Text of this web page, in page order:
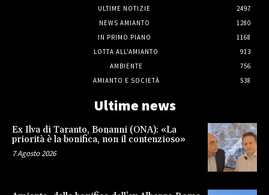
ULTIME NOTIZIE
2497
NEWS AMIANTO
1280
IN PRIMO PIANO
1168
LOTTA ALL'AMIANTO
913
AMBIENTE
756
AMIANTO E SOCIETÀ
538
Ultime news
Ex Ilva di Taranto, Bonanni (ONA): «La
priorità è la bonifica, non il contenzioso»
7 Agosto 2026